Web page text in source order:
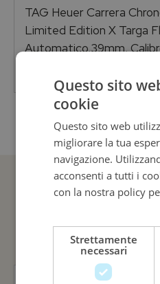
Materiale Cassa
TAG Heuer Carrera
Limited Edition X Targa
Automatico,39mm,
Questo sito
cookie
Questo sito web
migliorare la tua
navigazione.
acconsenti a tutti i
con la nostra policy
Strettamente
necessari